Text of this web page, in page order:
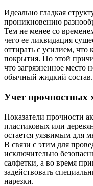
Идеально гладкая
проникновению
Тем не менее со
чего ее ликвидация
оттирать с усилием, что
покрытия. По этой
что загрязненное место
обычный жидкий состав.
Учет прочностных
Показатели прочности
пластиковых или
остается уязвимым для
В связи с этим для
исключительно
салфетки, а во время
задействовать
нарезки.